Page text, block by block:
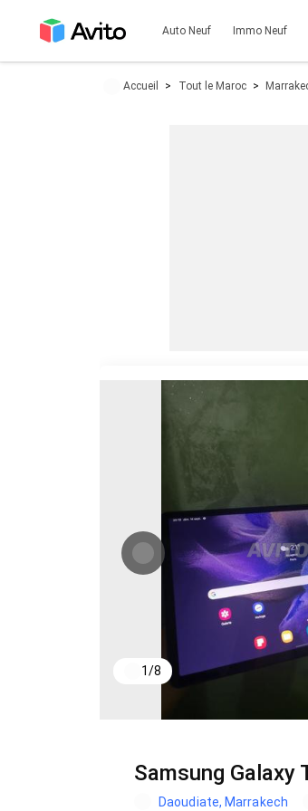
Auto Neuf Immo Neuf
Accueil Tout le Maroc
1/8
Samsung Galaxy
Daoudiate, Marrakech